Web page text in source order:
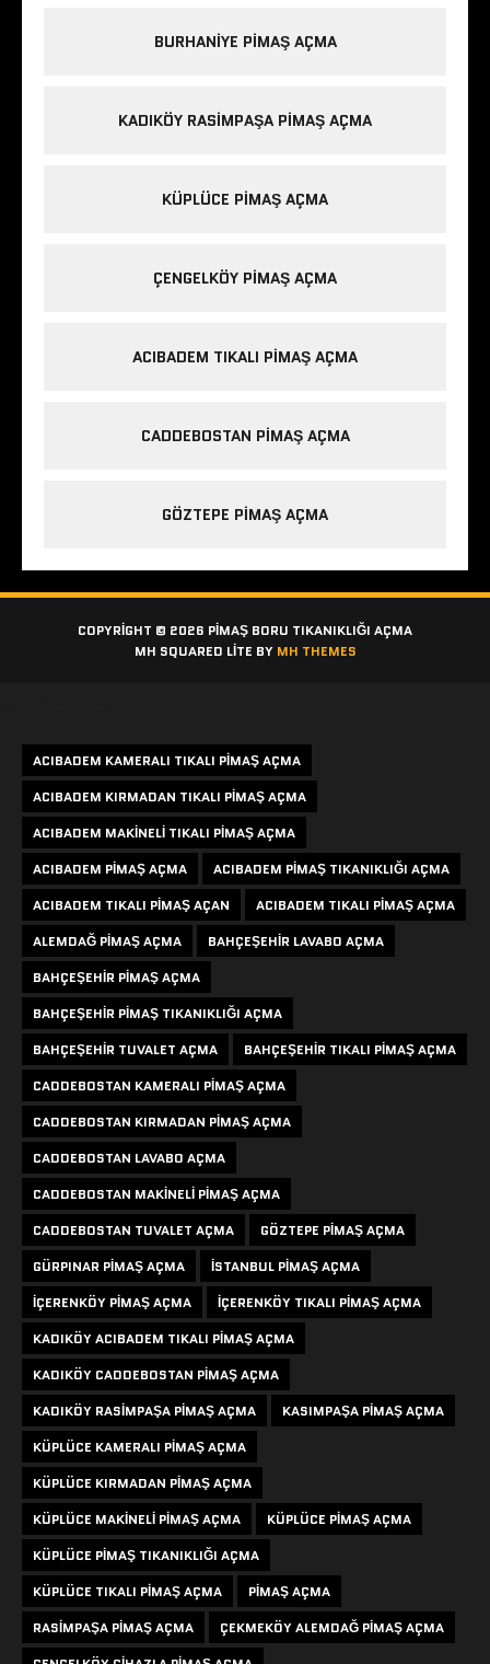
BURHANIYE PIMAŞ AÇMA
KADIKÖY RASIMPAŞA PIMAŞ AÇMA
KÜPLÜCE PIMAŞ AÇMA
ÇENGELKÖY PIMAŞ AÇMA
ACIBADEM TIKALI PIMAŞ AÇMA
CADDEBOSTAN PIMAŞ AÇMA
GÖZTEPE PIMAŞ AÇMA
COPYRIGHT © 2026 PIMAŞ BORU TIKANIKLIĞI AÇMA
MH SQUARED LITE BY MH THEMES
ACIBADEM KAMERALI TIKALI PIMAŞ AÇMA
ACIBADEM KIRMADAN TIKALI PIMAŞ AÇMA
ACIBADEM MAKINELI TIKALI PIMAŞ AÇMA
ACIBADEM PIMAŞ AÇMA
ACIBADEM PIMAŞ TIKANIKLIĞI AÇMA
ACIBADEM TIKALI PIMAŞ AÇAN
ACIBADEM TIKALI PIMAŞ AÇMA
ALEMDAĞ PIMAŞ AÇMA
BAHÇEŞEHIR LAVABO AÇMA
BAHÇEŞEHIR PIMAŞ AÇMA
BAHÇEŞEHIR PIMAŞ TIKANIKLIĞI AÇMA
BAHÇEŞEHIR TUVALET AÇMA
BAHÇEŞEHIR TIKALI PIMAŞ AÇMA
CADDEBOSTAN KAMERALI PIMAŞ AÇMA
CADDEBOSTAN KIRMADAN PIMAŞ AÇMA
CADDEBOSTAN LAVABO AÇMA
CADDEBOSTAN MAKINELI PIMAŞ AÇMA
CADDEBOSTAN TUVALET AÇMA
GÖZTEPE PIMAŞ AÇMA
GÜRPINAR PIMAŞ AÇMA
ISTANBUL PIMAŞ AÇMA
IÇERENKÖY PIMAŞ AÇMA
IÇERENKÖY TIKALI PIMAŞ AÇMA
KADIKÖY ACIBADEM TIKALI PIMAŞ AÇMA
KADIKÖY CADDEBOSTAN PIMAŞ AÇMA
KADIKÖY RASIMPAŞA PIMAŞ AÇMA
KASIMPAŞA PIMAŞ AÇMA
KÜPLÜCE KAMERALI PIMAŞ AÇMA
KÜPLÜCE KIRMADAN PIMAŞ AÇMA
KÜPLÜCE MAKINELI PIMAŞ AÇMA
KÜPLÜCE PIMAŞ AÇMA
KÜPLÜCE PIMAŞ TIKANIKLIĞI AÇMA
KÜPLÜCE TIKALI PIMAŞ AÇMA
PIMAŞ AÇMA
RASIMPAŞA PIMAŞ AÇMA
ÇEKMEKÖY ALEMDAĞ PIMAŞ AÇMA